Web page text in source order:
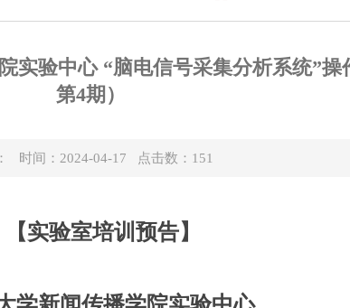
实验中心 “脑电信号采集分析系统”操
第4期）
时间：2024-04-17 点击数： 151
【实验室培训预告】